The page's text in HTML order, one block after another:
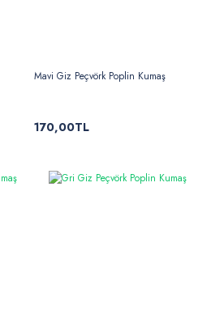
Mavi Giz Peçvörk Poplin Kumaş
170,00TL